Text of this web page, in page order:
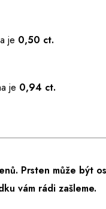
je 0,50 ct.
je 0,94 ct.
Prsten může být
vám rádi zašleme.